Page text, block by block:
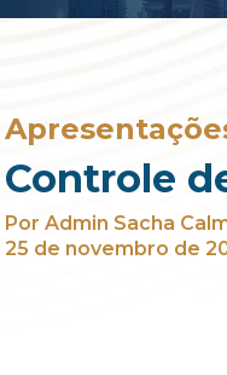
Controle
Por Admin Sacha
25 de novembro de